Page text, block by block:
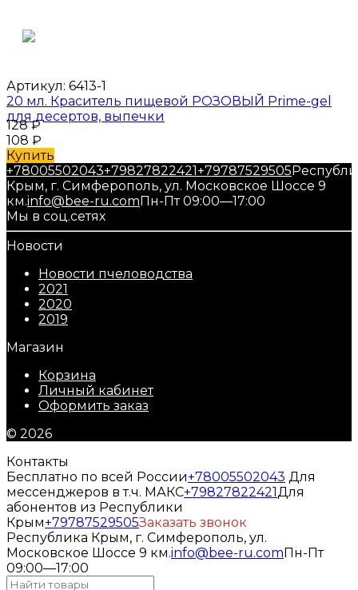
Артикул: 6413-1
20 мл. Краситель пищевой РОЗОВЫЙ Prime-gel
для десертов, выпечки
128₽
108 ₽
Купить
+78005502043+79827822421+79787529505
Крым, г. Симферополь, ул. Московское Шоссе 9
км.info@bee-ru.comПн-Пт 09:00—17:00
Мы в соц.сетях
Новости
Новости пчеловодства
2021
2020
2019
Магазин
Корзина
Личный кабинет
Оформить заказ
© 2026
Контакты
Бесплатно по всей России+78005502043 Для
мессенджеров в т.ч. МАКС+79827822421Для
абонентов из Республики
Крым+79787529505Заказать звонок
Республика Крым, г. Симферополь, ул.
Московское Шоссе 9 км.info@bee-ru.comПн-Пт
09:00—17:00